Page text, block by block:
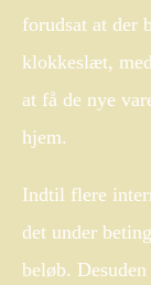
forudsat at der
klokkeslæt,
at få de nye
hjem.
Indtil flere
det under
beløb.